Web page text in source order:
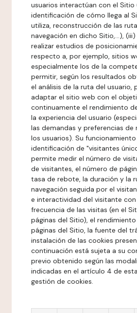
usuarios interactúan con el Sitio
identificación de cómo llega al
utiliza, reconstrucción de las
navegación en dicho Sitio,...),
realizar estudios de
respecto a, por ejemplo, sitios
especialmente los de la
permitir, según los resultados
el análisis de la ruta del usuario,
adaptar el sitio web con el
continuamente el rendimiento
la experiencia del usuario
las demandas y preferencias de
los usuarios). Su
identificación de "visitantes
permite medir el número de
de visitantes, el número de
tasa de rebote, la duración y la
navegación seguida por el
e interactividad del visitante con
frecuencia de las visitas (en el
páginas del Sitio), el
páginas del Sitio, la fuente del
instalación de las cookies
continuación está sujeta a su
previo obtenido según las
indicadas en el artículo 4 de
gestión de cookies.